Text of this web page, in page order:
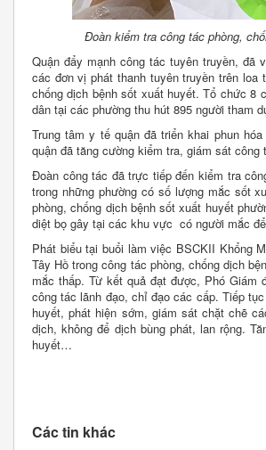
Đoàn kiểm tra công tác phòng,
Quận đẩy mạnh công tác tuyên truyền, đã
các đơn vị phát thanh tuyên truyền trên loa
chống dịch bệnh sốt xuất huyết. Tổ chức 8
dân tại các phường thu hút 895 người tham
Trung tâm y tế quận đã triển khai phun
quận đã tăng cường kiểm tra, giám sát
Đoàn công tác đã trực tiếp đến kiểm tra
trong những phường có số lượng mắc sốt
phòng, chống dịch bệnh sốt xuất huyết
diệt bọ gây tại các khu vực có người mắc
Phát biểu tại buổi làm việc BSCKII Khổng
Tây Hồ trong công tác phòng, chống dịch
mắc thấp. Từ kết quả đạt được, Phó Giám
công tác lãnh đạo, chỉ đạo các cấp. Tiếp
huyết, phát hiện sớm, giám sát chặt chẽ
dịch, không để dịch bùng phát, lan rộng.
huyết…
Các tin khác